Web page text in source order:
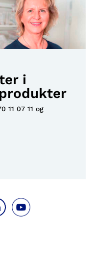
i
11 07 11 og